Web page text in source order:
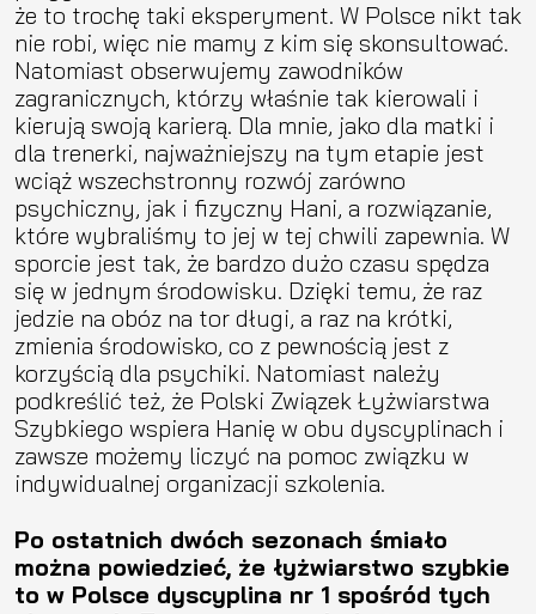
że to trochę taki eksperyment. W Polsce nikt tak
nie robi, więc nie mamy z kim się skonsultować.
Natomiast obserwujemy zawodników
zagranicznych, którzy właśnie tak kierowali i
kierują swoją karierą. Dla mnie, jako dla matki i
dla trenerki, najważniejszy na tym etapie jest
wciąż wszechstronny rozwój zarówno
psychiczny, jak i fizyczny Hani, a rozwiązanie,
które wybraliśmy to jej w tej chwili zapewnia. W
sporcie jest tak, że bardzo dużo czasu spędza
się w jednym środowisku. Dzięki temu, że raz
jedzie na obóz na tor długi, a raz na krótki,
zmienia środowisko, co z pewnością jest z
korzyścią dla psychiki. Natomiast należy
podkreślić też, że Polski Związek Łyżwiarstwa
Szybkiego wspiera Hanię w obu dyscyplinach i
zawsze możemy liczyć na pomoc związku w
indywidualnej organizacji szkolenia.
Po ostatnich dwóch sezonach śmiało
można powiedzieć, że łyżwiarstwo szybkie
to w Polsce dyscyplina nr 1 spośród tych